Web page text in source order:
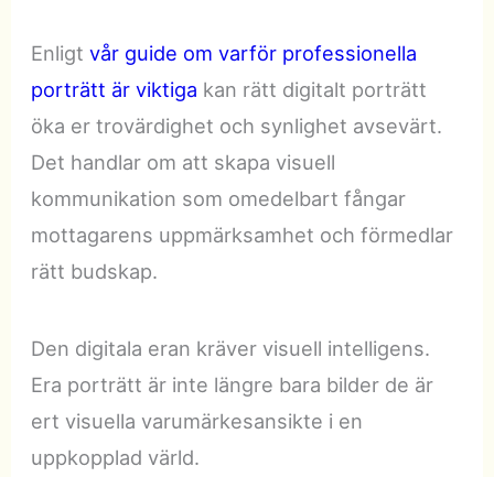
Enligtvår guide om varför professionella
porträtt är viktiga kan rätt digitalt porträtt
öka er trovärdighet och synlighet avsevärt.
Det handlar om att skapa visuell
kommunikation som omedelbart fångar
mottagarens uppmärksamhet och förmedlar
rätt budskap.
Den digitala eran kräver visuell intelligens.
Era porträtt är inte längre bara bilder de är
ert visuella varumärkesansikte i en
uppkopplad värld.